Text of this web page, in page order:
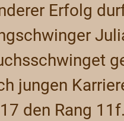
Erfolg
jungen
den Rang